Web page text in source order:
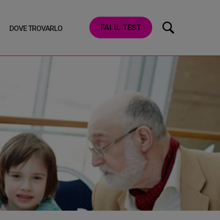
DOVE TROVARLO FAI IL TEST